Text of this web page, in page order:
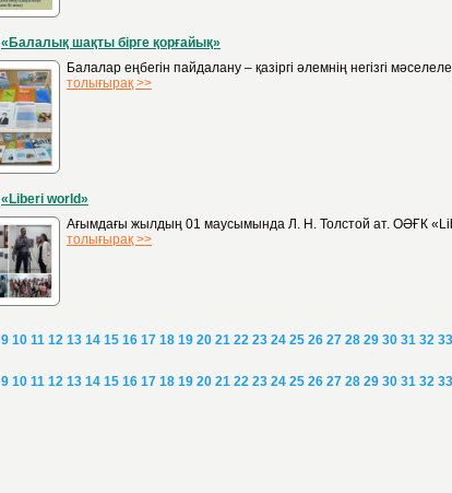
«Балалық шақты бірге қорғайық»
Балалар еңбегін пайдалану – қазіргі әлемнің негізгі
толығырақ >>
«Liberi world»
Ағымдағы жылдың 01 маусымында Л. Н. Толстой ат. ОӘҒК
толығырақ >>
9 10 11 12 13 14 15 16 17 18 19 20 21 22 23 24 25 26 27 28 29 30 31 32 33
9 10 11 12 13 14 15 16 17 18 19 20 21 22 23 24 25 26 27 28 29 30 31 32 33